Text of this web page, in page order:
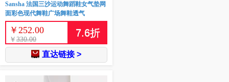
Sansha 法国三沙运动舞蹈鞋女气垫网
面彩色现代舞鞋广场舞鞋透气
￥ 252.00
￥ 330.00
7.6折
直达链接 >